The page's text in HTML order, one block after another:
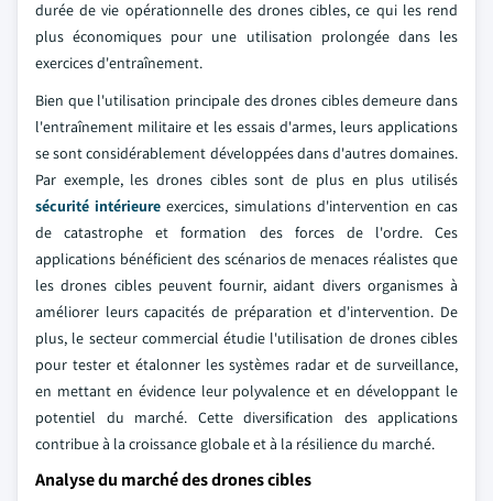
durée de vie opérationnelle des drones cibles, ce qui les rend
plus économiques pour une utilisation prolongée dans les
exercices d'entraînement.
Bien que l'utilisation principale des drones cibles demeure dans
l'entraînement militaire et les essais d'armes, leurs applications
se sont considérablement développées dans d'autres domaines.
Par exemple, les drones cibles sont de plus en plus utilisés
sécurité intérieure exercices, simulations d'intervention en cas
de catastrophe et formation des forces de l'ordre. Ces
applications bénéficient des scénarios de menaces réalistes que
les drones cibles peuvent fournir, aidant divers organismes à
améliorer leurs capacités de préparation et d'intervention. De
plus, le secteur commercial étudie l'utilisation de drones cibles
pour tester et étalonner les systèmes radar et de surveillance,
en mettant en évidence leur polyvalence et en développant le
potentiel du marché. Cette diversification des applications
contribue à la croissance globale et à la résilience du marché.
Analyse du marché des drones cibles